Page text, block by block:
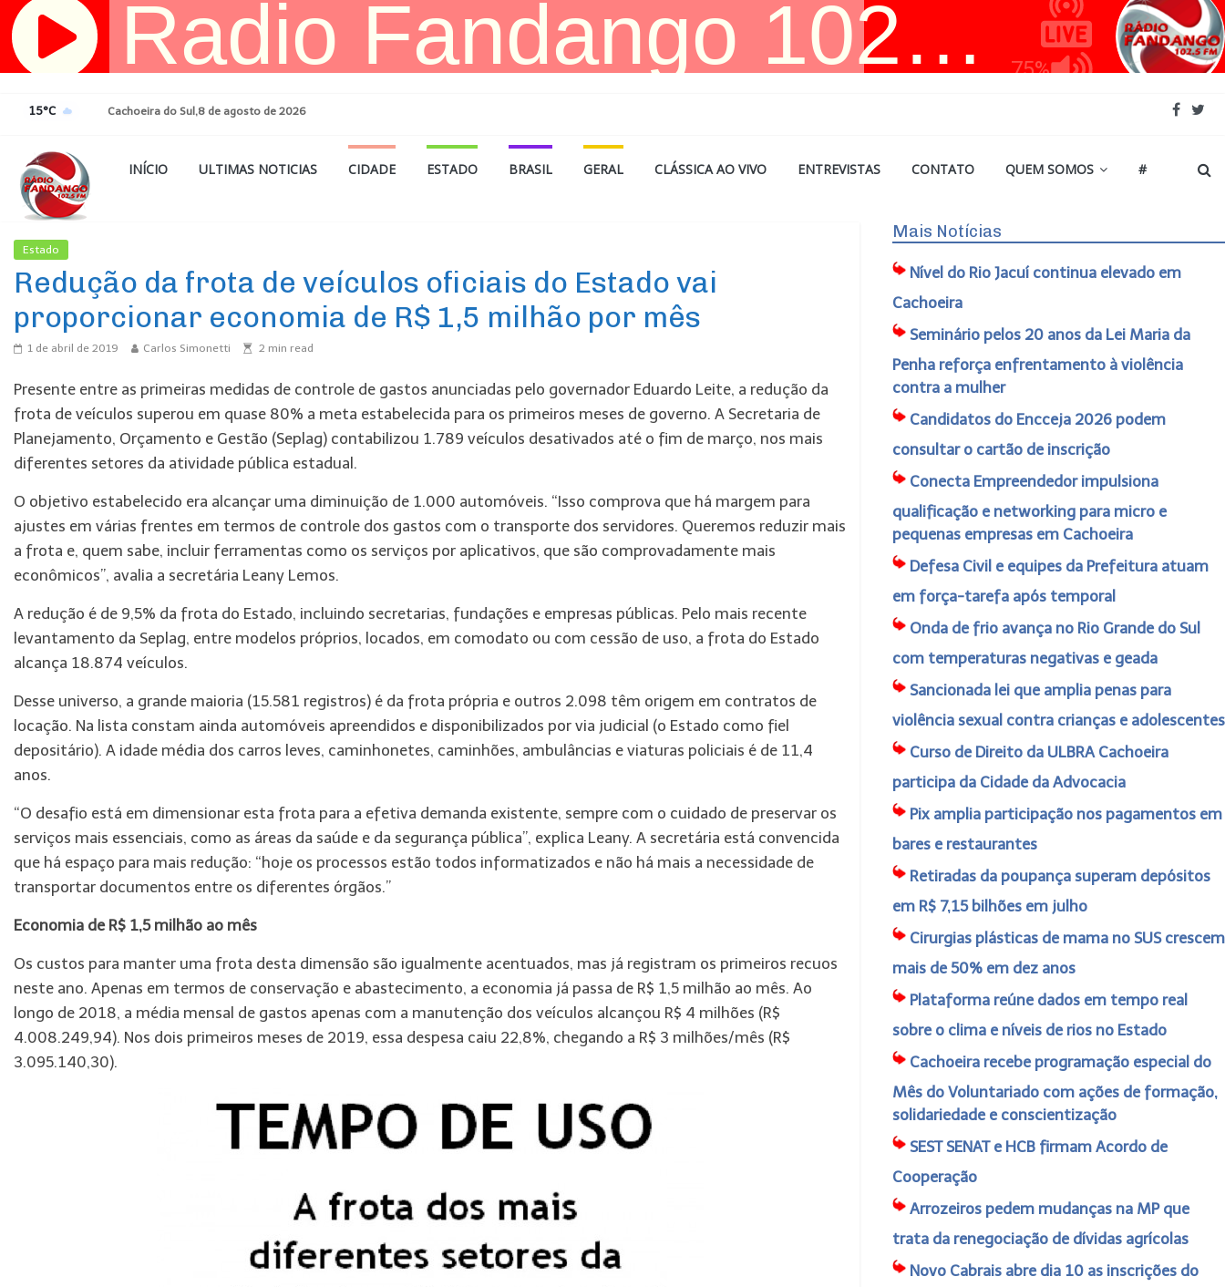
Pular
para
15°C Cachoeira do Sul,8 de agosto de 2026
INÍCIO ULTIMAS NOTICIAS CIDADE ESTADO BRASIL GERAL CLÁSSICA AO VIVO ENTREVISTAS CONTATO QUEM SOMOS #
Estado
Redução da frota de veículos oficiais do Estado vai
proporcionar economia de R$ 1,5 milhão por mês
1 de abril de 2019 Carlos Simonetti 2 min read
Presente entre as primeiras medidas de controle de gastos anunciadas pelo governador Eduardo Leite, a redução da
frota de veículos superou em quase 80% a meta estabelecida para os primeiros meses de governo. A Secretaria de
Planejamento, Orçamento e Gestão (Seplag) contabilizou 1.789 veículos desativados até o fim de março, nos mais
diferentes setores da atividade pública estadual.
O objetivo estabelecido era alcançar uma diminuição de 1.000 automóveis. “Isso comprova que há margem para
ajustes em várias frentes em termos de controle dos gastos com o transporte dos servidores. Queremos reduzir mais
a frota e, quem sabe, incluir ferramentas como os serviços por aplicativos, que são comprovadamente mais
econômicos”, avalia a secretária Leany Lemos.
A redução é de 9,5% da frota do Estado, incluindo secretarias, fundações e empresas públicas. Pelo mais recente
levantamento da Seplag, entre modelos próprios, locados, em comodato ou com cessão de uso, a frota do Estado
alcança 18.874 veículos.
Desse universo, a grande maioria (15.581 registros) é da frota própria e outros 2.098 têm origem em contratos de
locação. Na lista constam ainda automóveis apreendidos e disponibilizados por via judicial (o Estado como fiel
depositário). A idade média dos carros leves, caminhonetes, caminhões, ambulâncias e viaturas policiais é de 11,4
anos.
“O desafio está em dimensionar esta frota para a efetiva demanda existente, sempre com o cuidado de preservar os
serviços mais essenciais, como as áreas da saúde e da segurança pública”, explica Leany. A secretária está convencida
que há espaço para mais redução: “hoje os processos estão todos informatizados e não há mais a necessidade de
transportar documentos entre os diferentes órgãos.”
Economia de R$ 1,5 milhão ao mês
Os custos para manter uma frota desta dimensão são igualmente acentuados, mas já registram os primeiros recuos
neste ano. Apenas em termos de conservação e abastecimento, a economia já passa de R$ 1,5 milhão ao mês. Ao
longo de 2018, a média mensal de gastos apenas com a manutenção dos veículos alcançou R$ 4 milhões (R$
4.008.249,94). Nos dois primeiros meses de 2019, essa despesa caiu 22,8%, chegando a R$ 3 milhões/mês (R$
3.095.140,30).
Mais Notícias
Nível do Rio Jacuí continua elevado em
Cachoeira
Seminário pelos 20 anos da Lei Maria da
Penha reforça enfrentamento à violência
contra a mulher
Candidatos do Encceja 2026 podem
consultar o cartão de inscrição
Conecta Empreendedor impulsiona
qualificação e networking para micro e
pequenas empresas em Cachoeira
Defesa Civil e equipes da Prefeitura atuam
em força-tarefa após temporal
Onda de frio avança no Rio Grande do Sul
com temperaturas negativas e geada
Sancionada lei que amplia penas para
violência sexual contra crianças e adolescentes
Curso de Direito da ULBRA Cachoeira
participa da Cidade da Advocacia
Pix amplia participação nos pagamentos em
bares e restaurantes
Retiradas da poupança superam depósitos
em R$ 7,15 bilhões em julho
Cirurgias plásticas de mama no SUS crescem
mais de 50% em dez anos
Plataforma reúne dados em tempo real
sobre o clima e níveis de rios no Estado
Cachoeira recebe programação especial do
Mês do Voluntariado com ações de formação,
solidariedade e conscientização
SEST SENAT e HCB firmam Acordo de
Cooperação
Arrozeiros pedem mudanças na MP que
trata da renegociação de dívidas agrícolas
Novo Cabrais abre dia 10 as inscrições do